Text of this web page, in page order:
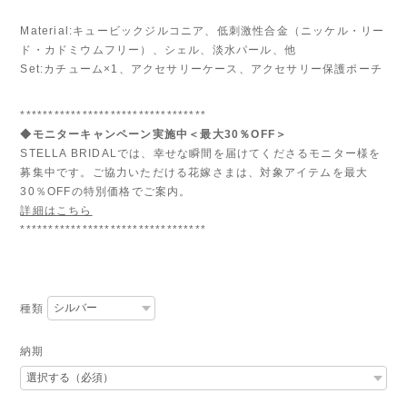
Material:キュービックジルコニア、低刺激性合金（ニッケル・リー
ド・カドミウムフリー）、シェル、淡水パール、他
Set:カチューム×1、アクセサリーケース、アクセサリー保護ポーチ
*********************************
◆モニターキャンペーン実施中＜最大30％OFF＞
STELLA BRIDALでは、幸せな瞬間を届けてくださるモニター様を
募集中です。ご協力いただける花嫁さまは、対象アイテムを最大
30％OFFの特別価格でご案内。
詳細はこちら
*********************************
種類
納期